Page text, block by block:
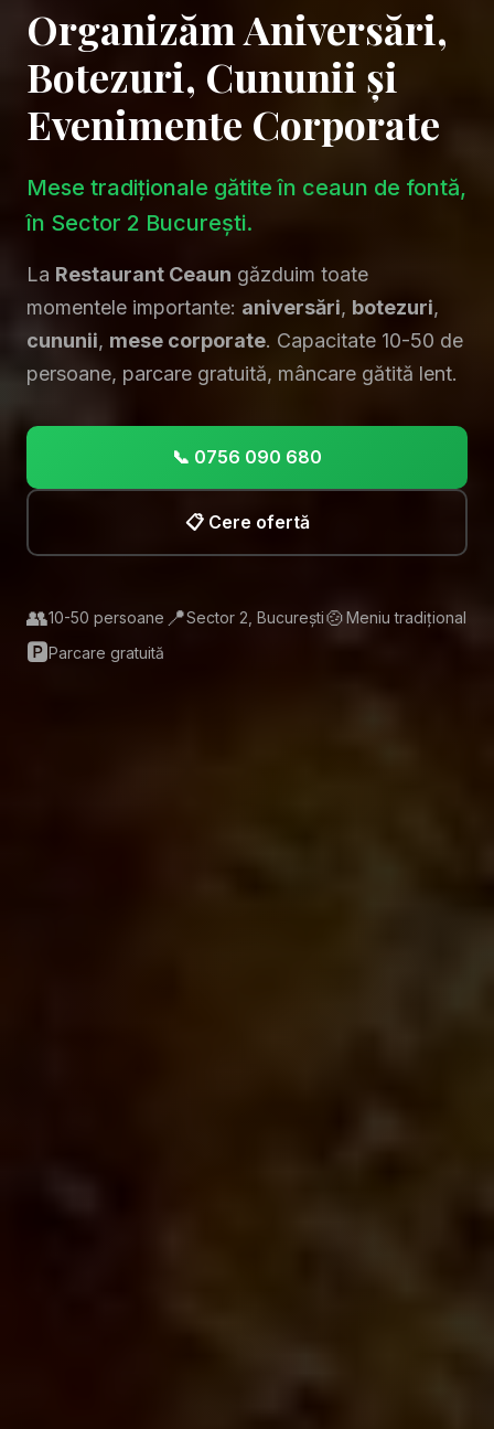
Organizăm Aniversări,
Botezuri, Cununii și
Evenimente Corporate
Mese tradiționale gătite în ceaun de fontă,
în Sector 2 București.
La Restaurant Ceaun găzduim toate
momentele importante: aniversări, botezuri,
cununii, mese corporate. Capacitate 10-50 de
persoane, parcare gratuită, mâncare gătită lent.
📞 0756 090 680
📋 Cere ofertă
👥10-50 persoane 📍Sector 2, București🍲Meniu tradițional
🅿️Parcare gratuită